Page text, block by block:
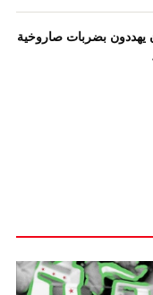
يهددون بضربات صاروخية